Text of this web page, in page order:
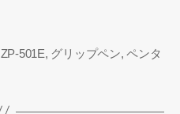
ZP-501E, グリップペン,ペンタ